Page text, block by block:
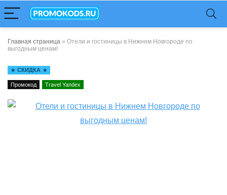
Главная страница » Отели и гостиницы в Нижнем Новгороде по
выгодным ценам!
СКИДКА
Промокод Travel Yandex